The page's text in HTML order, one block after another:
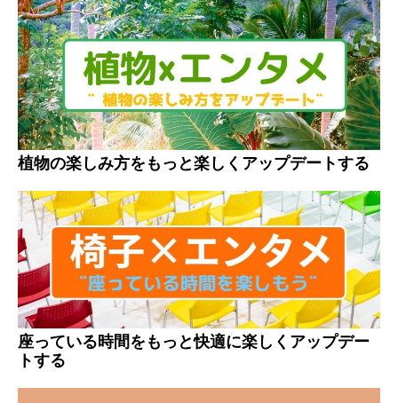
植物の楽しみ方をもっと楽しくアップデートする
座っている時間をもっと快適に楽しくアップデー
トする